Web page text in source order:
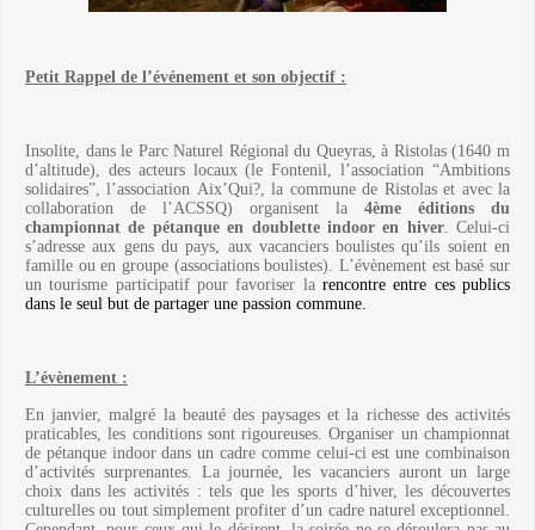
Petit Rappel de l’événement et son objectif :
Insolite, dans le Parc Naturel Régional du Queyras, à Ristolas (1640 m
d’altitude), des acteurs locaux (le Fontenil, l’association “Ambitions
solidaires”, l’association Aix’Qui?, la commune de Ristolas et avec la
collaboration de l’ACSSQ) organisent la 4ème éditions
du
championnat de pétanque en doublette indoor en hiver. Celui-ci
s’adresse aux gens du pays, aux vacanciers boulistes qu’ils soient en
famille ou en groupe (associations boulistes). L’évènement est basé sur
un tourisme participatif pour favoriser la rencontre entre ces publics
dans le seul but de partager une passion commune.
L’évènement :
En janvier, malgré la beauté des paysages et la richesse des activités
praticables, les conditions sont rigoureuses. Organiser un championnat
de pétanque indoor dans un cadre comme celui-ci est une combinaison
d’activités surprenantes. La journée, les vacanciers auront un large
choix dans les activités : tels que les sports d’hiver, les découvertes
culturelles ou tout simplement profiter d’un cadre naturel exceptionnel.